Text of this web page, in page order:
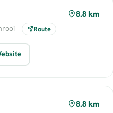
8.8 km
Route
8.8 km